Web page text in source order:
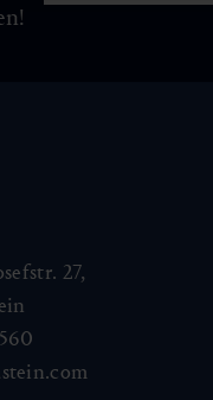
27,